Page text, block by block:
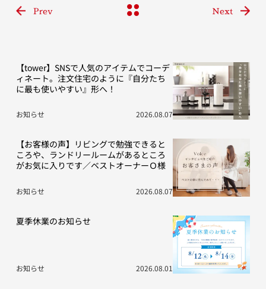
Prev Next
【tower】SNSで人気のアイテムでコーデ
ィネート。注文住宅のように『自分たち
に最も使いやすい』形へ！
お知らせ 2026.08.07
【お客様の声】リビングで勉強できると
ころや、ランドリールームがあるところ
がお気に入りです／ベストオーナーＯ様
お知らせ 2026.08.07
夏季休業のお知らせ
お知らせ 2026.08.01